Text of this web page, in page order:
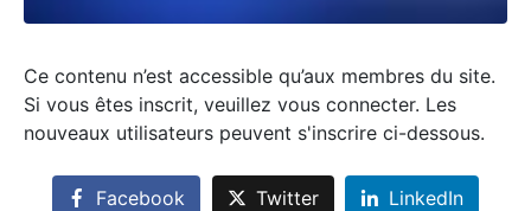
Ce contenu n’est accessible qu’aux membres du site.
Si vous êtes inscrit, veuillez vous connecter. Les
nouveaux utilisateurs peuvent s'inscrire ci-dessous.
Facebook Twitter LinkedIn